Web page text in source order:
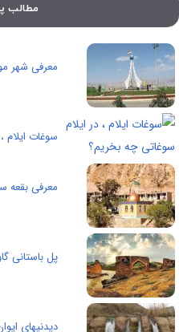
مطالب
معرفی شهر
سوغات ایلام
معرفی بقعه
پل باستانی
دیدنیهای